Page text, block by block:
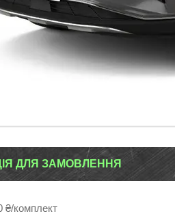
ДЛЯ ЗАМОВЛЕННЯ
₴/комплект